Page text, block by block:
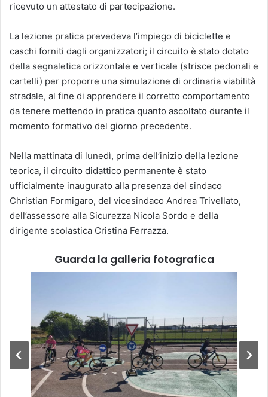
ricevuto un attestato di partecipazione.
La lezione pratica prevedeva l’impiego di biciclette e
caschi forniti dagli organizzatori; il circuito è stato dotato
della segnaletica orizzontale e verticale (strisce pedonali e
cartelli) per proporre una simulazione di ordinaria viabilità
stradale, al fine di apprendere il corretto comportamento
da tenere mettendo in pratica quanto ascoltato durante il
momento formativo del giorno precedente.
Nella mattinata di lunedì, prima dell’inizio della lezione
teorica, il circuito didattico permanente è stato
ufficialmente inaugurato alla presenza del sindaco
Christian Formigaro, del vicesindaco Andrea Trivellato,
dell’assessore alla Sicurezza Nicola Sordo e della
dirigente scolastica Cristina Ferrazza.
Guarda la galleria fotografica